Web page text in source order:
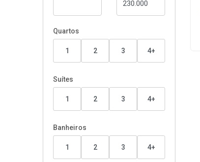
Quartos
1 2 3 4+
Suítes
1 2 3 4+
Banheiros
1 2 3 4+